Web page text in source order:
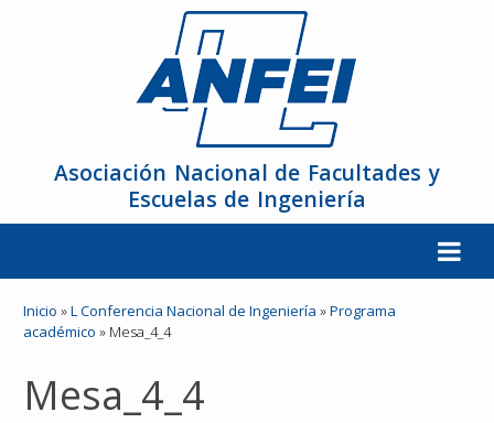
Asociación Nacional de Facultades y
Escuelas de Ingeniería
La ANFEI
Inicio »L Conferencia Nacional de Ingeniería »Programa
académico » Mesa_4_4
Mesa_4_4